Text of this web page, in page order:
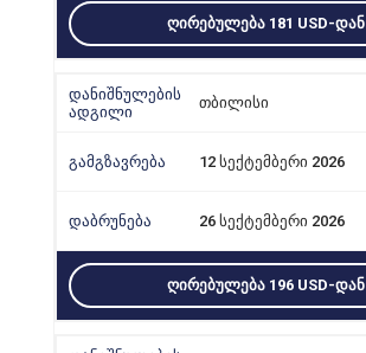
ᲦᲘᲠᲔᲑᲣᲚᲔᲑᲐ 181 USD-ᲓᲐᲜ
თბილისი
12 სექტემბერი 2026
26 სექტემბერი 2026
ᲦᲘᲠᲔᲑᲣᲚᲔᲑᲐ 196 USD-ᲓᲐᲜ